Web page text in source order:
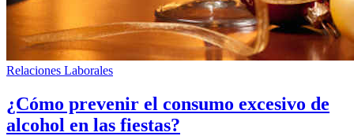
Relaciones Laborales
¿Cómo prevenir el consumo excesivo de
alcohol en las fiestas?